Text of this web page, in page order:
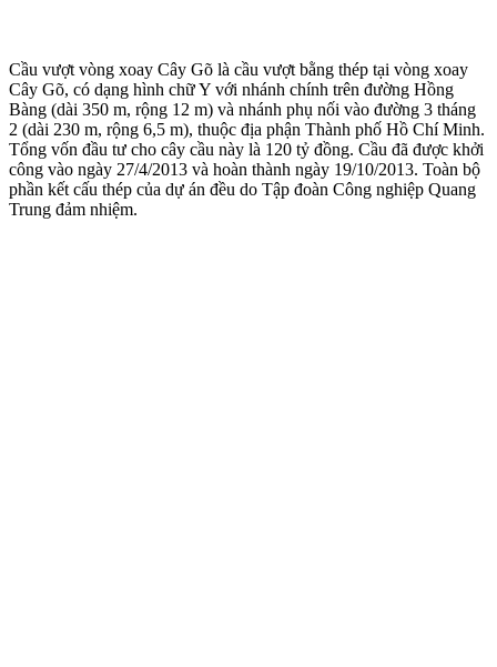
Cầu vượt vòng xoay Cây Gõ là cầu vượt bằng thép tại vòng xoay
Cây Gõ, có dạng hình chữ Y với nhánh chính trên đường Hồng
Bàng (dài 350 m, rộng 12 m) và nhánh phụ nối vào đường 3 tháng
2 (dài 230 m, rộng 6,5 m), thuộc địa phận Thành phố Hồ Chí Minh.
Tổng vốn đầu tư cho cây cầu này là 120 tỷ đồng. Cầu đã được khởi
công vào ngày 27/4/2013 và hoàn thành ngày 19/10/2013. Toàn bộ
phần kết cấu thép của dự án đều do Tập đoàn Công nghiệp Quang
Trung đảm nhiệm.